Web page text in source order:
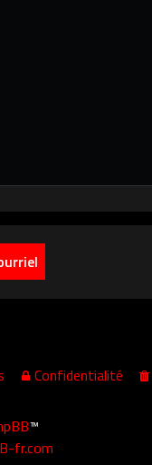
Confidentialité
™
fr.com